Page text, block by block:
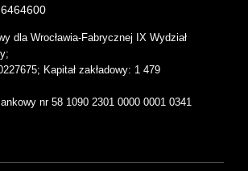
dla Wrocławia-Fabrycznej IX Wydział
Kapitał zakładowy: 1 479
nr 58 1090 2301 0000 0001 0341